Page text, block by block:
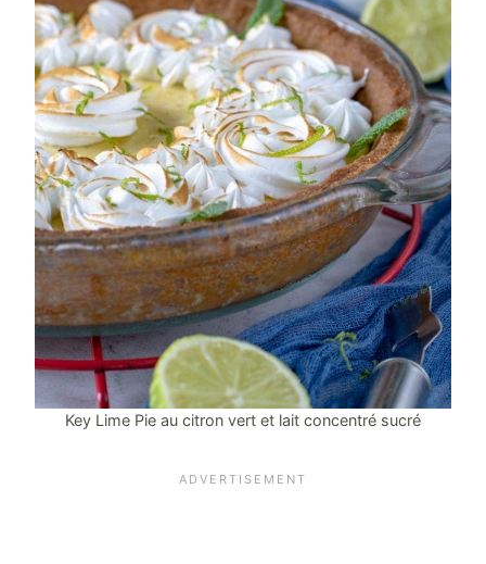
Key Lime Pie au citron vert et lait concentré sucré